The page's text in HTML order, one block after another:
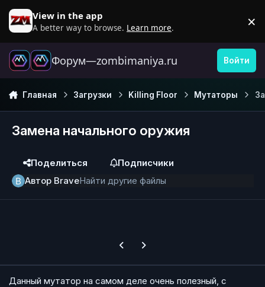
Перейти к содержанию
View in the app
A better way to browse. Learn more. ×
Форум—zombimaniya.ru Войти
Главная Загрузки Killing Floor Мутаторы
Замена начального оружия
Поделиться
Подписчики
Автор BraveНайти другие файлы
Previous carousel slide
Next carousel slide
Данный мутатор на самом деле очень полезный, с